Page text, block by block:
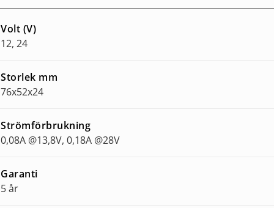
Volt (V)
12, 24
Storlek mm
76x52x24
Strömförbrukning
0,08A @13,8V, 0,18A @28V
Garanti
5 år